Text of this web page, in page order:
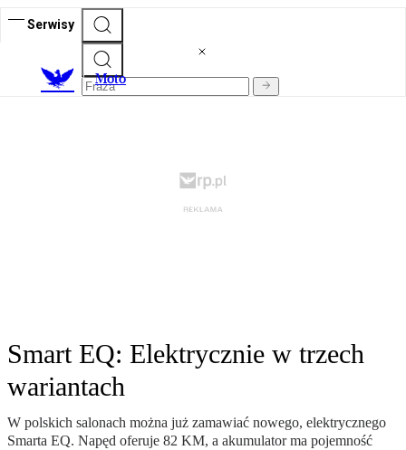
Serwisy
Moto
Smart EQ: Elektrycznie w trzech
wariantach
W polskich salonach można już zamawiać nowego, elektrycznego
Smarta EQ. Napęd oferuje 82 KM, a akumulator ma pojemność